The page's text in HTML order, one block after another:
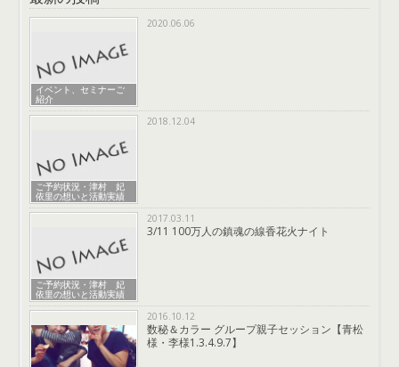
イベント、セミナーご
紹介
2020.06.06
ご予約状況・津村 妃
依里の想いと活動実績
2018.12.04
ご予約状況・津村 妃
依里の想いと活動実績
2017.03.11
3/11 100万人の鎮魂の線香花火ナイト
2016.10.12
数秘＆カラー グループ親子セッション【青松
様・李様1.3.4.9.7】